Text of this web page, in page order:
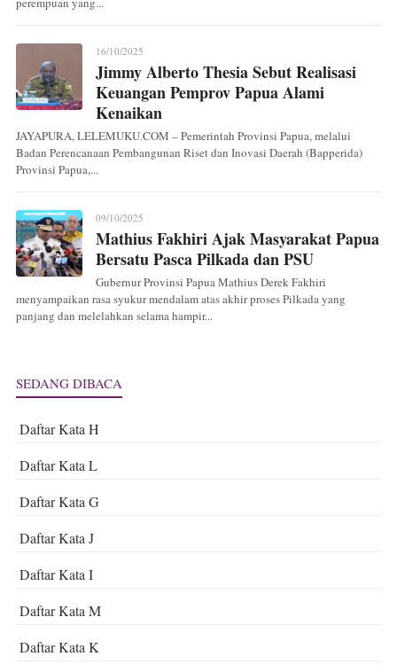
16/10/2025
Jimmy Alberto Thesia Sebut Realisasi
Keuangan Pemprov Papua Alami
Kenaikan
JAYAPURA, LELEMUKU.COM – Pemerintah Provinsi Papua, melalui
Badan Perencanaan Pembangunan Riset dan Inovasi Daerah (Bapperida)
Provinsi Papua,...
09/10/2025
Mathius Fakhiri Ajak Masyarakat Papua
Bersatu Pasca Pilkada dan PSU
Gubernur Provinsi Papua Mathius Derek Fakhiri
menyampaikan rasa syukur mendalam atas akhir proses Pilkada yang
panjang dan melelahkan selama hampir...
SEDANG DIBACA
Daftar Kata H
Daftar Kata L
Daftar Kata G
Daftar Kata J
Daftar Kata I
Daftar Kata M
Daftar Kata K